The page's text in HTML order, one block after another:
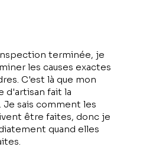
terminée, je
les causes exactes
C'est là que mon
d'artisan fait la
sais comment les
être faites, donc je
quand elles